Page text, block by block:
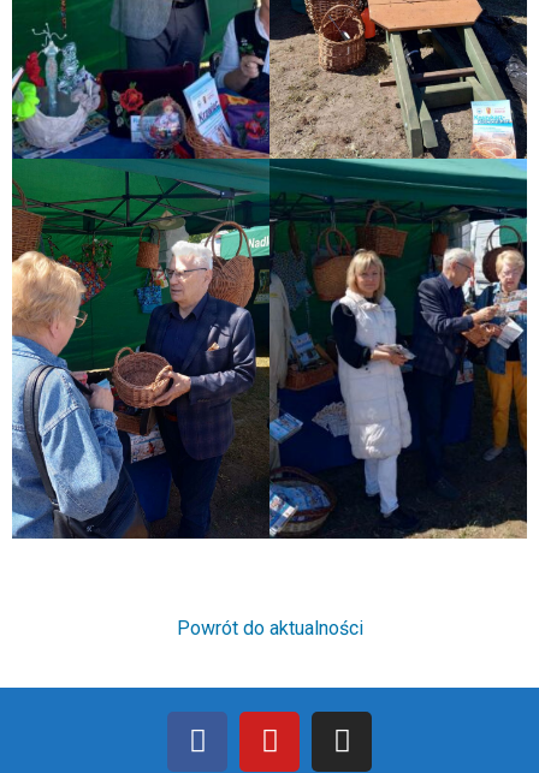
Powrót do aktualności